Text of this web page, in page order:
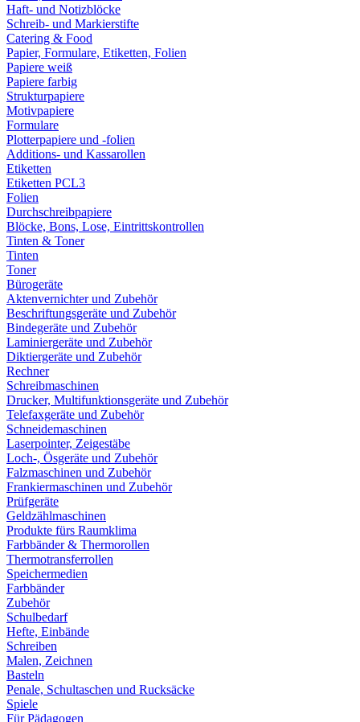
Haft- und Notizblöcke
Schreib- und Markierstifte
Catering & Food
Papier, Formulare, Etiketten, Folien
Papiere weiß
Papiere farbig
Strukturpapiere
Motivpapiere
Formulare
Plotterpapiere und -folien
Additions- und Kassarollen
Etiketten
Etiketten PCL3
Folien
Durchschreibpapiere
Blöcke, Bons, Lose, Eintrittskontrollen
Tinten & Toner
Tinten
Toner
Bürogeräte
Aktenvernichter und Zubehör
Beschriftungsgeräte und Zubehör
Bindegeräte und Zubehör
Laminiergeräte und Zubehör
Diktiergeräte und Zubehör
Rechner
Schreibmaschinen
Drucker, Multifunktionsgeräte und Zubehör
Telefaxgeräte und Zubehör
Schneidemaschinen
Laserpointer, Zeigestäbe
Loch-, Ösgeräte und Zubehör
Falzmaschinen und Zubehör
Frankiermaschinen und Zubehör
Prüfgeräte
Geldzählmaschinen
Produkte fürs Raumklima
Farbbänder & Thermorollen
Thermotransferrollen
Speichermedien
Farbbänder
Zubehör
Schulbedarf
Hefte, Einbände
Schreiben
Malen, Zeichnen
Basteln
Penale, Schultaschen und Rucksäcke
Spiele
Für Pädagogen